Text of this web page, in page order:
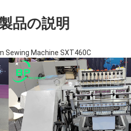
品の説明
Sewing Machine SXT460C